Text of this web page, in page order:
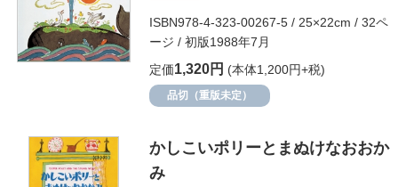
ISBN978-4-323-00267-5 / 25×22cm / 32ペ
ージ / 初版1988年7月
定価1,320円 (本体1,200円+税)
品切（重版未定）
かしこいポリーとまぬけなおおか
み